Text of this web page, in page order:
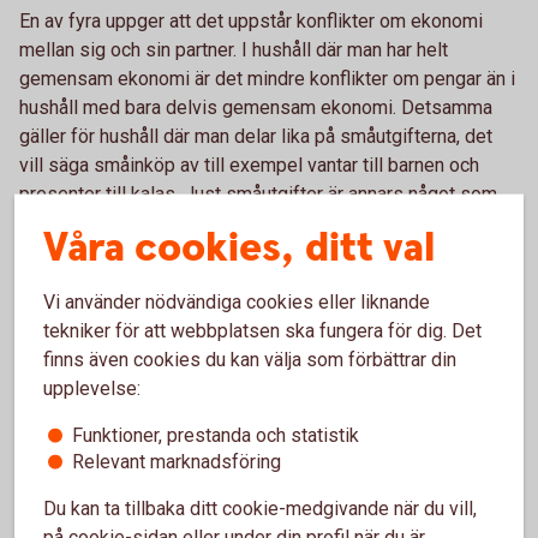
En av fyra uppger att det uppstår konflikter om ekonomi
mellan sig och sin partner. I hushåll där man har helt
gemensam ekonomi är det mindre konflikter om pengar än i
hushåll med bara delvis gemensam ekonomi. Detsamma
gäller för hushåll där man delar lika på småutgifterna, det
vill säga småinköp av till exempel vantar till barnen och
presenter till kalas. Just småutgifter är annars något som
betalar mer av.
– Försök att även dela på alla småutgifterna, man kan till
exempel ha ett gemensamt konto med varsitt kort till som
man använder till den här typen av inköp. På så sätt kan man
slippa onödigt tjat och konflikter om pengar hemma, säger
Våra cookies, ditt val
Vi använder nödvändiga cookies eller liknande
tekniker för att webbplatsen ska fungera för dig. Det
finns även cookies du kan välja som förbättrar din
upplevelse:
Funktioner, prestanda och statistik
Relevant marknadsföring
Du kan ta tillbaka ditt cookie-medgivande när du vill,